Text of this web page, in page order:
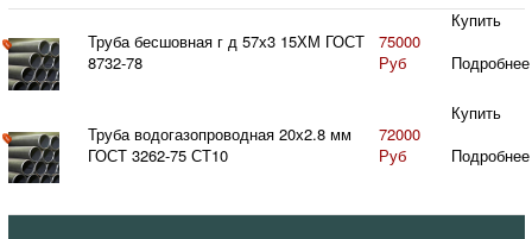
Труба бесшовная г д 57х3 15ХМ ГОСТ
8732-78
75000
Руб
Купить
Подробнее
Труба водогазопроводная 20х2.8 мм
ГОСТ 3262-75 СТ10
72000
Руб
Купить
Подробнее